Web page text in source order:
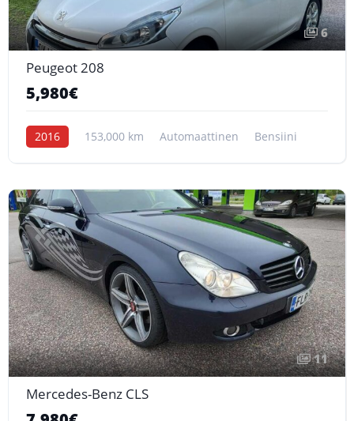
6
Peugeot 208
5,980€
2016 153,000 km Automaattinen Bensiini
11
Mercedes-Benz CLS